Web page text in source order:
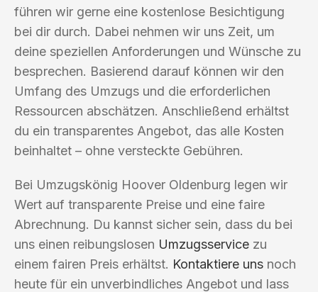
führen wir gerne eine kostenlose Besichtigung
bei dir durch. Dabei nehmen wir uns Zeit, um
deine speziellen Anforderungen und Wünsche zu
besprechen. Basierend darauf können wir den
Umfang des Umzugs und die erforderlichen
Ressourcen abschätzen. Anschließend erhältst
du ein transparentes Angebot, das alle Kosten
beinhaltet – ohne versteckte Gebühren.
Bei Umzugskönig Hoover Oldenburg legen wir
Wert auf transparente Preise und eine faire
Abrechnung. Du kannst sicher sein, dass du bei
uns einen reibungslosen Umzugsservice zu
einem fairen Preis erhältst. Kontaktiere uns noch
heute für ein unverbindliches Angebot und lass